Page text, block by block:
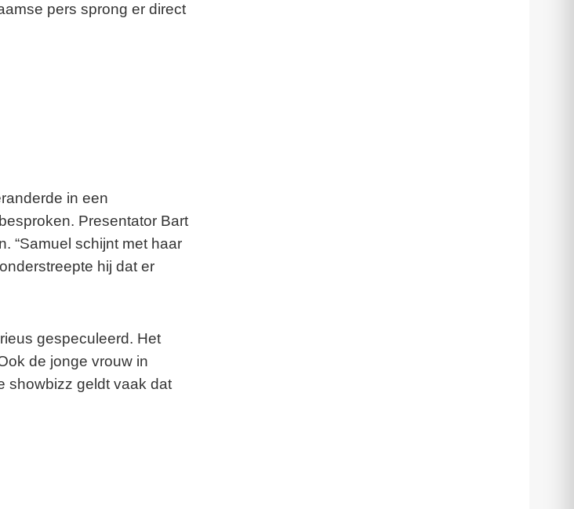
pers sprong er direct
in een
Presentator Bart
“Samuel schijnt met haar
hij dat er
gespeculeerd. Het
de jonge vrouw in
showbizz geldt vaak dat